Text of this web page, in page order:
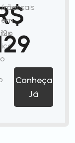
/mensais
em
12x
Conheça
Já